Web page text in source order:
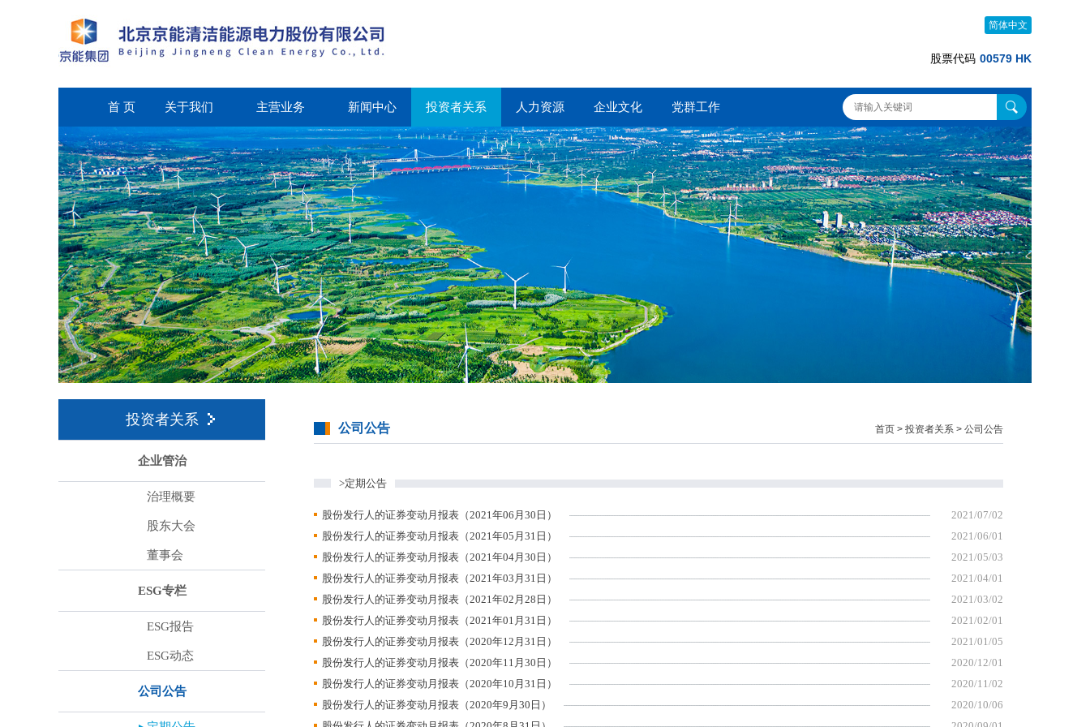
简体中文
股票代码 00579 HK
首 页 关于我们 主营业务 新闻中心 投资者关系 人力资源 企业文化 党群工作
投资者关系
企业管治
治理概要
股东大会
董事会
ESG专栏
ESG报告
ESG动态
公司公告
公司公告 首页 > 投资者关系 > 公司公告
>定期公告
股份发行人的证券变动月报表（2021年06月30日）
2021/07/02
股份发行人的证券变动月报表（2021年05月31日）
2021/06/01
股份发行人的证券变动月报表（2021年04月30日）
2021/05/03
股份发行人的证券变动月报表（2021年03月31日）
2021/04/01
股份发行人的证券变动月报表（2021年02月28日）
2021/03/02
股份发行人的证券变动月报表（2021年01月31日）
2021/02/01
股份发行人的证券变动月报表（2020年12月31日）
2021/01/05
股份发行人的证券变动月报表（2020年11月30日）
2020/12/01
股份发行人的证券变动月报表（2020年10月31日）
2020/11/02
股份发行人的证券变动月报表（2020年9月30日）
2020/10/06